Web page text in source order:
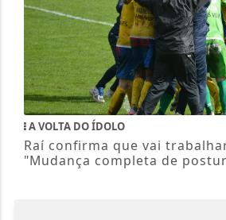
A VOLTA DO ÍDOLO
Raí confirma que vai
"Mudança completa de